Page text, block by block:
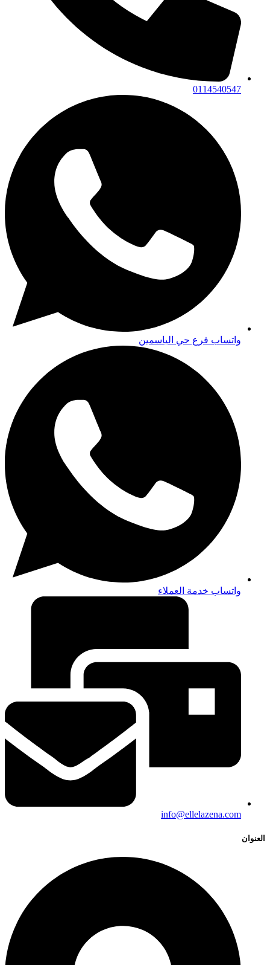
0114540547
واتساب فرع حي الياسمين
واتساب خدمة العملاء
info@ellelazena.com
العنوان